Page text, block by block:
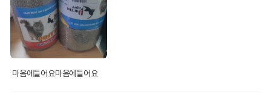
마음에들어요마음에들어요